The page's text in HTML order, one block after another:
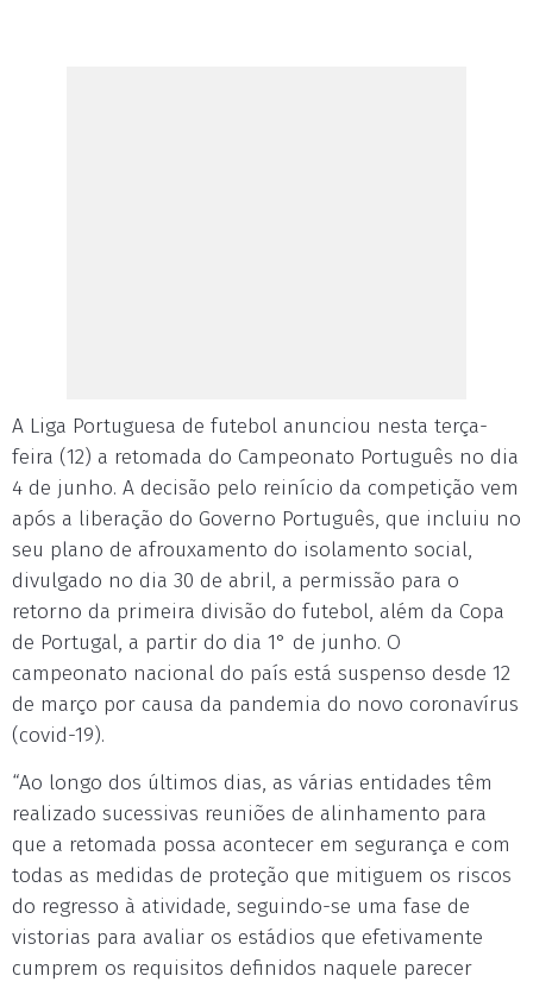
A Liga Portuguesa de futebol anunciou nesta terça-
feira (12) a retomada do Campeonato Português no dia
4 de junho. A decisão pelo reinício da competição vem
após a liberação do Governo Português, que incluiu no
seu plano de afrouxamento do isolamento social,
divulgado no dia 30 de abril, a permissão para o
retorno da primeira divisão do futebol, além da Copa
de Portugal, a partir do dia 1° de junho. O
campeonato nacional do país está suspenso desde 12
de março por causa da pandemia do novo coronavírus
(covid-19).
“Ao longo dos últimos dias, as várias entidades têm
realizado sucessivas reuniões de alinhamento para
que a retomada possa acontecer em segurança e com
todas as medidas de proteção que mitiguem os riscos
do regresso à atividade, seguindo-se uma fase de
vistorias para avaliar os estádios que efetivamente
cumprem os requisitos definidos naquele parecer